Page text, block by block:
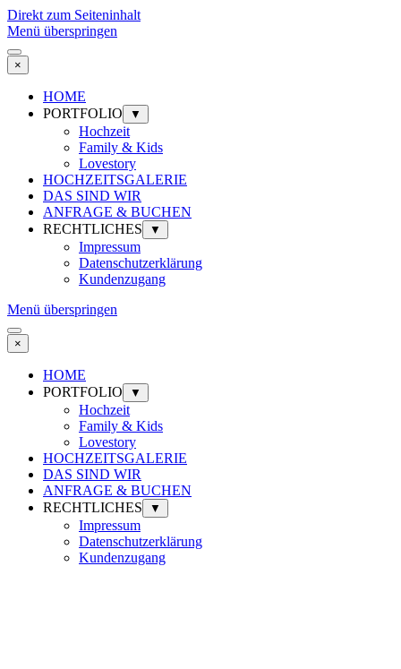
Direkt zum Seiteninhalt
Menü überspringen
×
HOME
PORTFOLIO
▼
Hochzeit
Family & Kids
Lovestory
HOCHZEITSGALERIE
DAS SIND WIR
ANFRAGE & BUCHEN
RECHTLICHES
▼
Impressum
Datenschutzerklärung
Kundenzugang
Menü überspringen
×
HOME
PORTFOLIO
▼
Hochzeit
Family & Kids
Lovestory
HOCHZEITSGALERIE
DAS SIND WIR
ANFRAGE & BUCHEN
RECHTLICHES
▼
Impressum
Datenschutzerklärung
Kundenzugang